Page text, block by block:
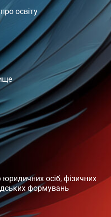
освіту
осіб, фізичних
формувань